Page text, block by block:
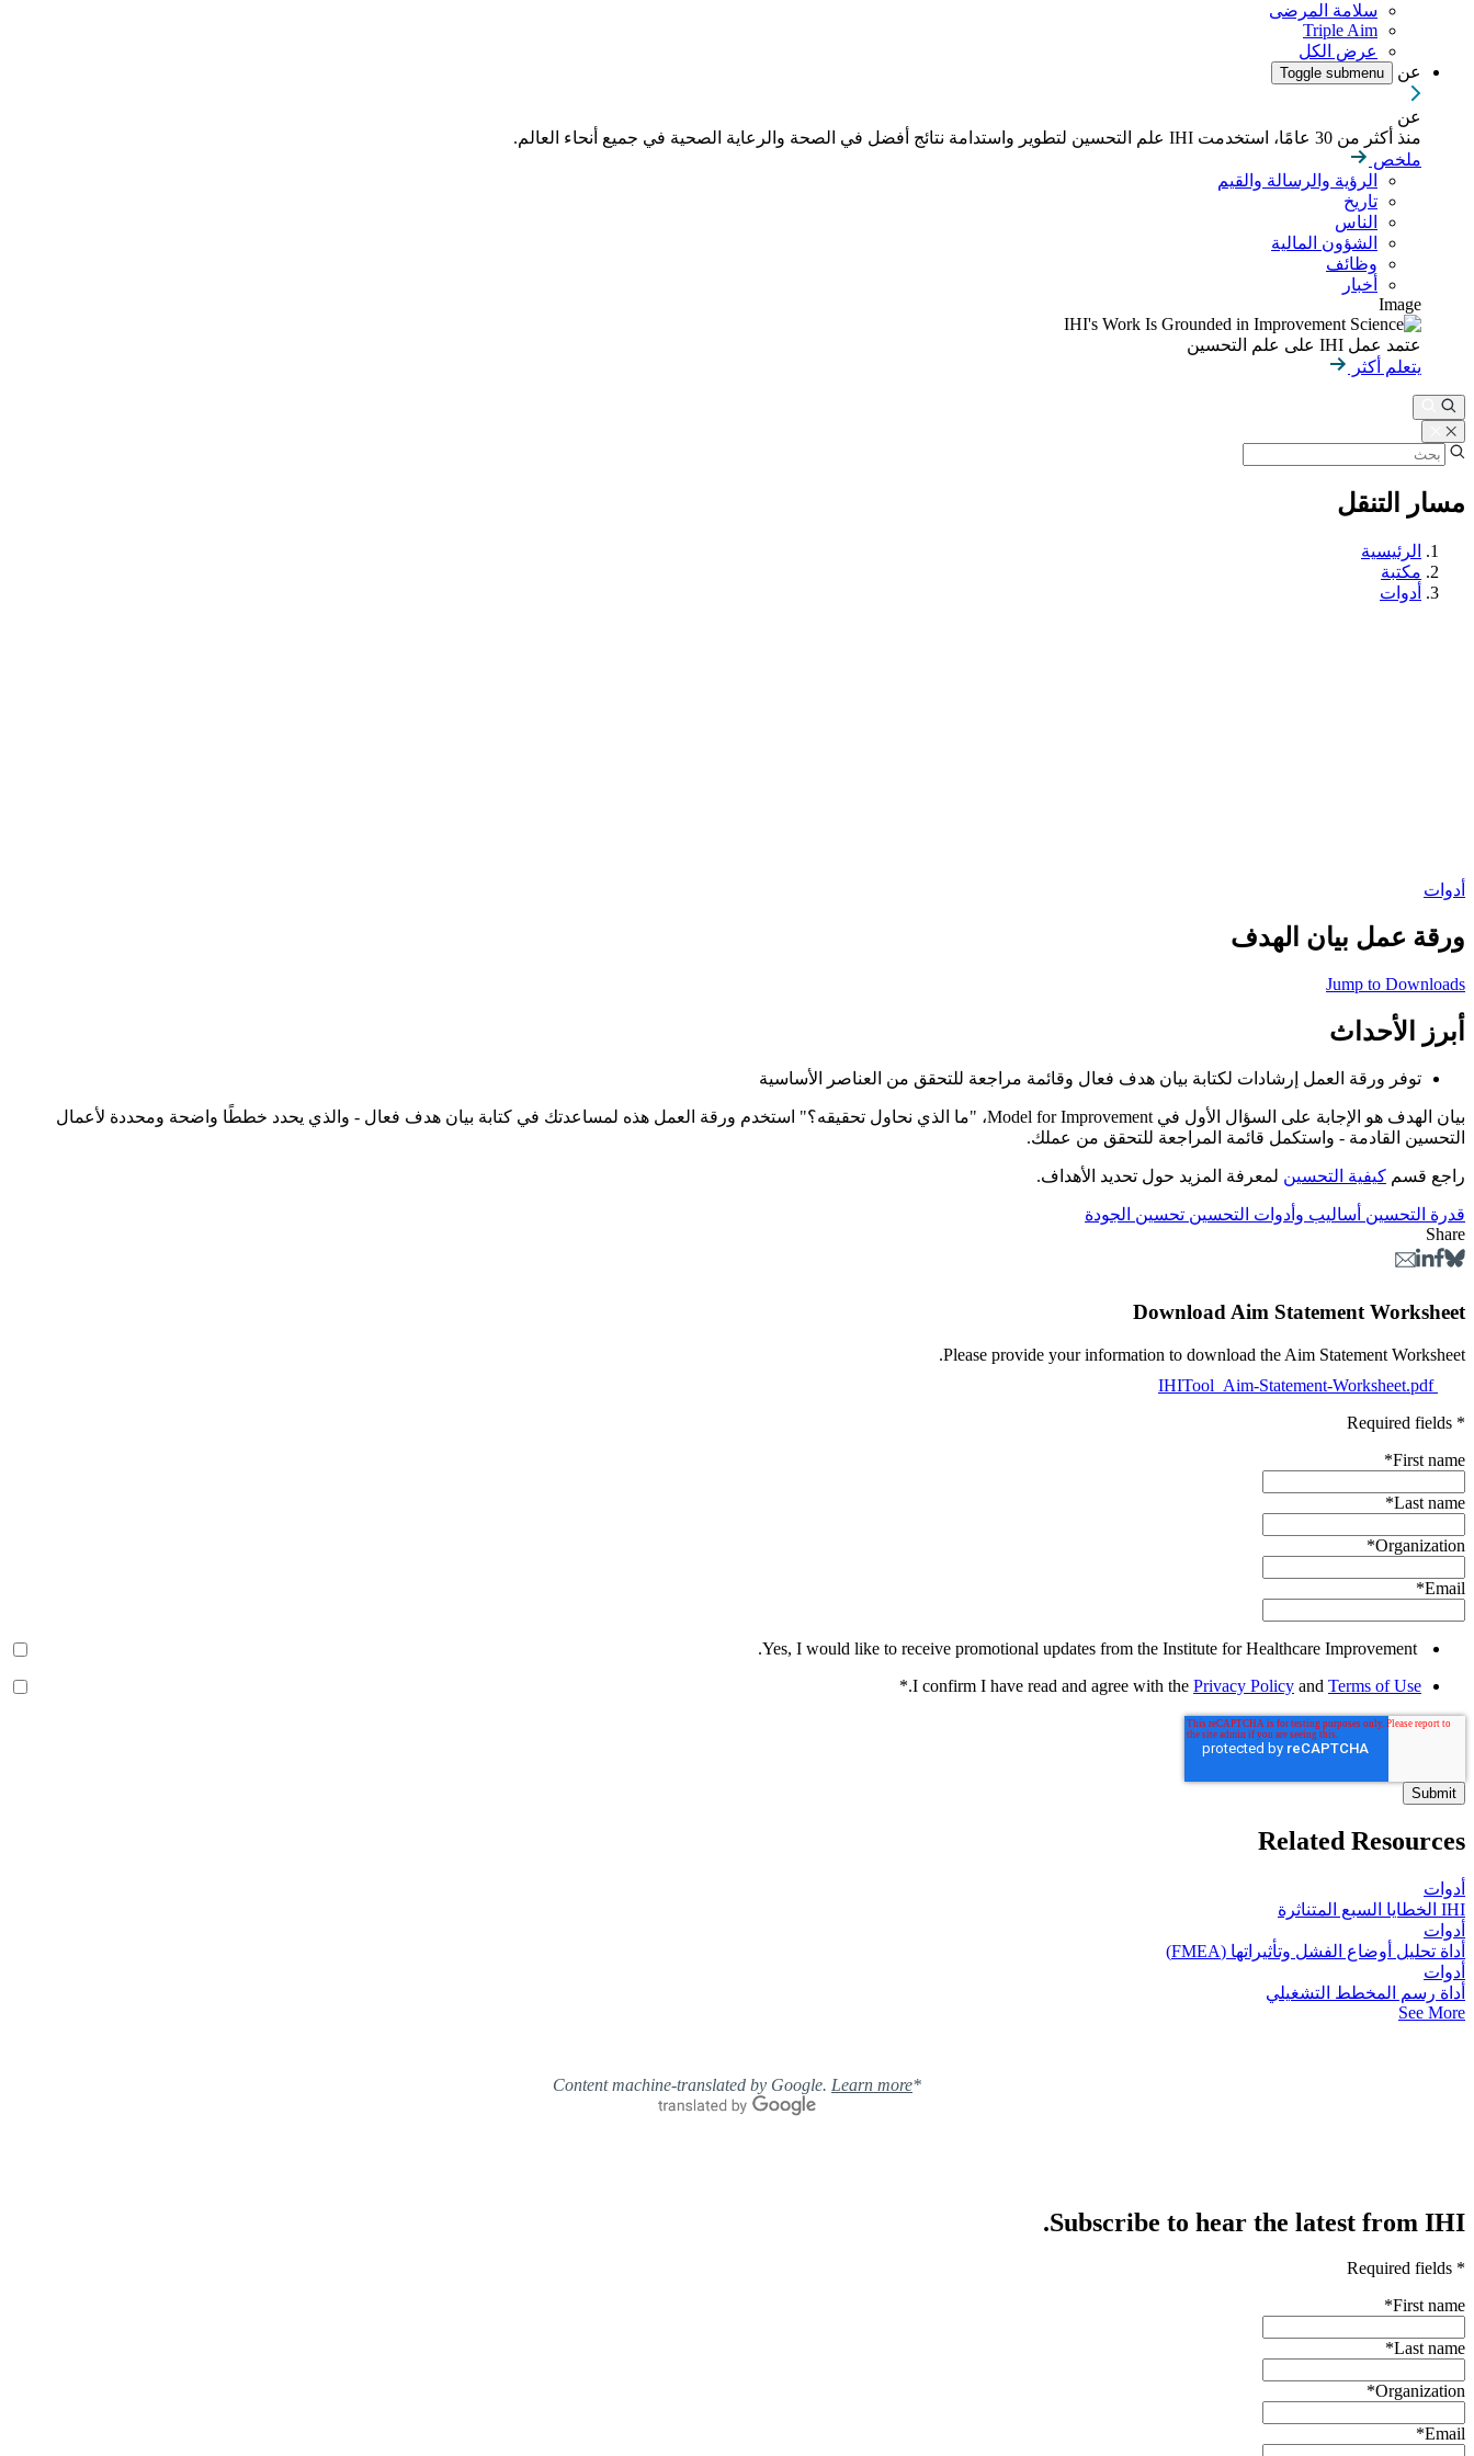
سلامة المرضى
Triple Aim
عرض الكل
عن
Toggle submenu
عن
منذ أكثر من 30 عامًا، استخدمت IHI علم التحسين لتطوير واستدامة نتائج أفضل في الصحة والرعاية الصحية في جميع أنحاء العالم.
ملخص
الرؤية والرسالة والقيم
تاريخ
الناس
الشؤون المالية
وظائف
أخبار
Image
عتمد عمل IHI على علم التحسين
يتعلم أكثر
مسار التنقل
الرئيسية
مكتبة
أدوات
أدوات
ورقة عمل بيان الهدف
Jump to Downloads
أبرز الأحداث
توفر ورقة العمل إرشادات لكتابة بيان هدف فعال وقائمة مراجعة للتحقق من العناصر الأساسية
بيان الهدف هو الإجابة على السؤال الأول في Model for Improvement، "ما الذي نحاول تحقيقه؟" استخدم ورقة العمل هذه لمساعدتك في كتابة بيان هدف فعال - والذي يحدد خططًا واضحة ومحددة لأعمال
التحسين القادمة - واستكمل قائمة المراجعة للتحقق من عملك.
راجع قسم كيفية التحسين لمعرفة المزيد حول تحديد الأهداف.
قدرة التحسين أساليب وأدوات التحسين تحسين الجودة
Share
Download Aim Statement Worksheet
Please provide your information to download the Aim Statement Worksheet.
IHITool_Aim-Statement-Worksheet.pdf
* Required fields
First name
*
Last name
*
Organization
*
Email
*
I confirm I have read and agree with the Privacy Policy and Terms of Use
.
*
Related Resources
أدوات
IHI الخطايا السبع المتناثرة
أدوات
أداة تحليل أوضاع الفشل وتأثيراتها (FMEA)
أدوات
أداة رسم المخطط التشغيلي
See More
*Content machine-translated by Google.
Learn more
Subscribe to hear the latest from IHI.
* Required fields
First name
*
Last name
*
Organization
*
Email
*